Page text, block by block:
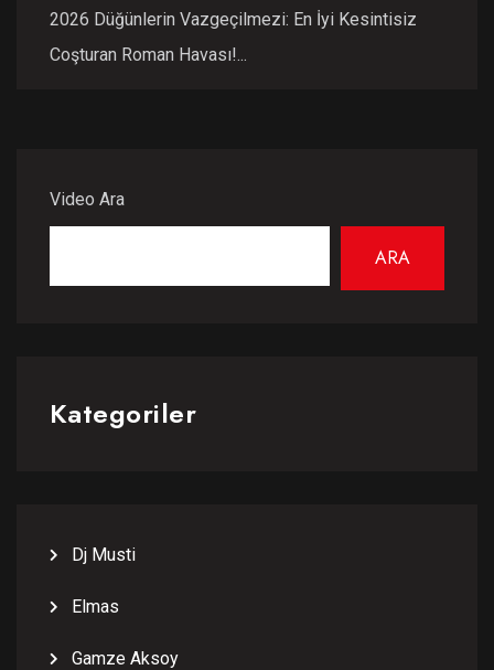
2026 Düğünlerin Vazgeçilmezi: En İyi Kesintisiz
Coşturan Roman Havası!...
Video Ara
ARA
Kategoriler
Dj Musti
Elmas
Gamze Aksoy